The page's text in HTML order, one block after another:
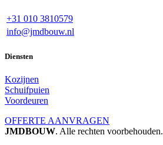
+31 010 3810579
info@jmdbouw.nl
Diensten
Kozijnen
Schuifpuien
Voordeuren
OFFERTE AANVRAGEN
JMDBOUW. Alle rechten voorbehouden.